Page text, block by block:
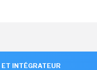
INTÉGRATEUR